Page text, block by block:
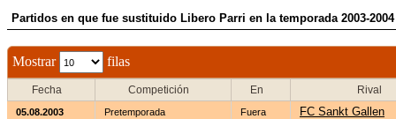
Partidos en que fue sustituido Libero Parri en la temporada 2003-2004
Mostrar filas
Fecha Competición En Rival
05.08.2003 Pretemporada Fuera FC Sankt Gallen